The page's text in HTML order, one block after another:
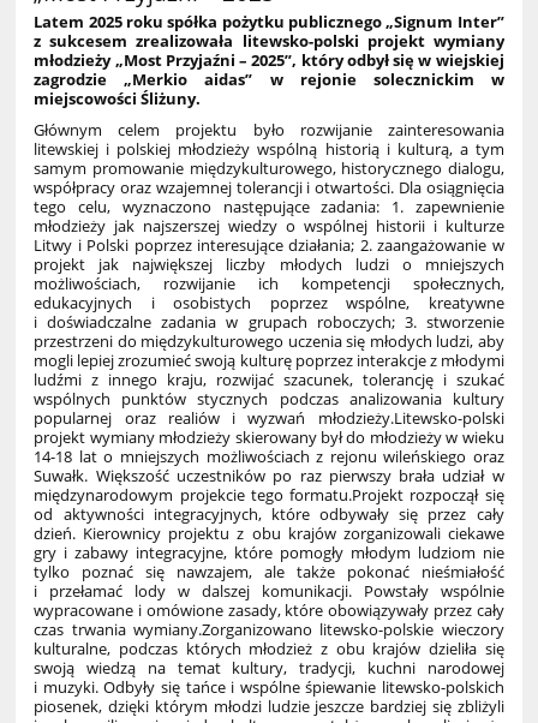
Latem 2025 roku spółka pożytku publicznego „Signum Inter”
z sukcesem zrealizowała litewsko-polski projekt wymiany
młodzieży „Most Przyjaźni – 2025”, który odbył się w wiejskiej
zagrodzie „Merkio aidas” w rejonie solecznickim w
miejscowości Śliżuny.
Głównym celem projektu było rozwijanie zainteresowania
litewskiej i polskiej młodzieży wspólną historią i kulturą, a tym
samym promowanie międzykulturowego, historycznego dialogu,
współpracy oraz wzajemnej tolerancji i otwartości. Dla osiągnięcia
tego celu, wyznaczono następujące zadania: 1. zapewnienie
młodzieży jak najszerszej wiedzy o wspólnej historii i kulturze
Litwy i Polski poprzez interesujące działania; 2. zaangażowanie w
projekt jak największej liczby młodych ludzi o mniejszych
możliwościach, rozwijanie ich kompetencji społecznych,
edukacyjnych i osobistych poprzez wspólne, kreatywne
i doświadczalne zadania w grupach roboczych; 3. stworzenie
przestrzeni do międzykulturowego uczenia się młodych ludzi, aby
mogli lepiej zrozumieć swoją kulturę poprzez interakcje z młodymi
ludźmi z innego kraju, rozwijać szacunek, tolerancję i szukać
wspólnych punktów stycznych podczas analizowania kultury
popularnej oraz realiów i wyzwań młodzieży.Litewsko-polski
projekt wymiany młodzieży skierowany był do młodzieży w wieku
14-18 lat o mniejszych możliwościach z rejonu wileńskiego oraz
Suwałk. Większość uczestników po raz pierwszy brała udział w
międzynarodowym projekcie tego formatu.Projekt rozpoczął się
od aktywności integracyjnych, które odbywały się przez cały
dzień. Kierownicy projektu z obu krajów zorganizowali ciekawe
gry i zabawy integracyjne, które pomogły młodym ludziom nie
tylko poznać się nawzajem, ale także pokonać nieśmiałość
i przełamać lody w dalszej komunikacji. Powstały wspólnie
wypracowane i omówione zasady, które obowiązywały przez cały
czas trwania wymiany.Zorganizowano litewsko-polskie wieczory
kulturalne, podczas których młodzież z obu krajów dzieliła się
swoją wiedzą na temat kultury, tradycji, kuchni narodowej
i muzyki. Odbyły się tańce i wspólne śpiewanie litewsko-polskich
piosenek, dzięki którym młodzi ludzie jeszcze bardziej się zbliżyli